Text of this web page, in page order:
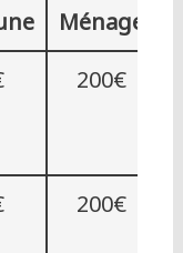
Ménage
200€
200€